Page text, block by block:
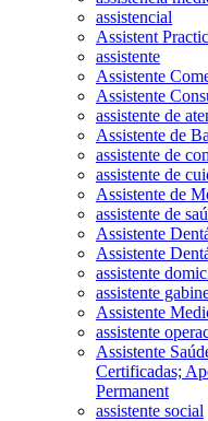
assistencial
Assistent
assistente
Assistente
Assistente
assistente de
Assistente de
assistente de
assistente de
Assistente de
assistente de
Assistente
Assistente
assistente
assistente
Assistente
assistente
Assistente
Certificadas;
Permanent
assistente social